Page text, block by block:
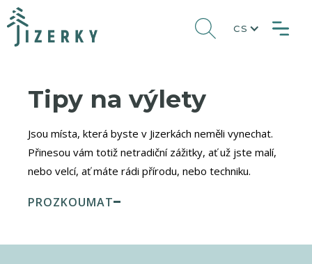
CS
Tipy na výlety
Jsou místa, která byste v Jizerkách neměli vynechat.
Přinesou vám totiž netradiční zážitky, ať už jste malí,
nebo velcí, ať máte rádi přírodu, nebo techniku.
PROZKOUMAT